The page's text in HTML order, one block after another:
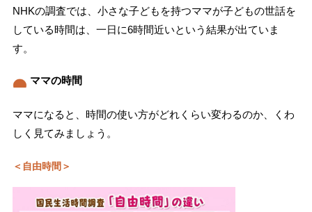
NHKの調査では、小さな子どもを持つママが子どもの世話を
している時間は、一日に6時間近いという結果が出ていま
す。
ママの時間
ママになると、時間の使い方がどれくらい変わるのか、くわ
しく見てみましょう。
＜自由時間＞